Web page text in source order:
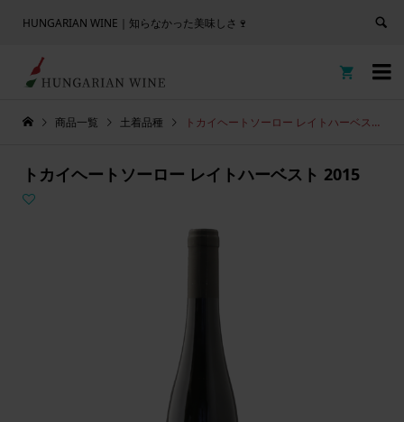
HUNGARIAN WINE｜知らなかった美味しさ🍷


商品一覧 土着品種 トカイヘートソーロー レイトハーベスト 2015
トカイヘートソーロー レイトハーベスト 2015